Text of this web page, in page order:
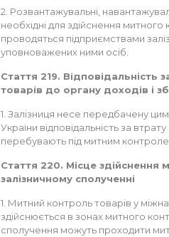
2. Розвантажувальні,
необхідні для здійснення
проводяться підприємствами
уповноважених ними осіб.
Стаття 219. Відповідальність
товарів до органу доходів і
1. Залізниця несе передбачену
України відповідальність за
перебувають під митним
Стаття 220. Місце
залізничному сполученні
1. Митний контроль товарів у
здійснюється в зонах митного
сполучення можуть проходити